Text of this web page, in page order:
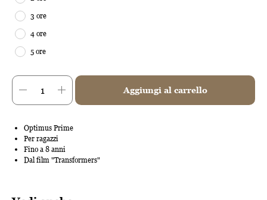
3 ore
4 ore
5 ore
Aggiungi al carrello
Optimus Prime
Per ragazzi
Fino a 8 anni
Dal film "Transformers"